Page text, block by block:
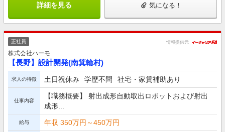
詳細を見る 気になる！
正社員 情報提供元
株式会社ハーモ
【長野】設計開発(南箕輪村)
求人の特徴 土日祝休み 学歴不問 社宅・家賃補助あり
仕事内容
【職務概要】 射出成形自動取出ロボットおよび射出
成形...
給与 年収 350万円～450万円